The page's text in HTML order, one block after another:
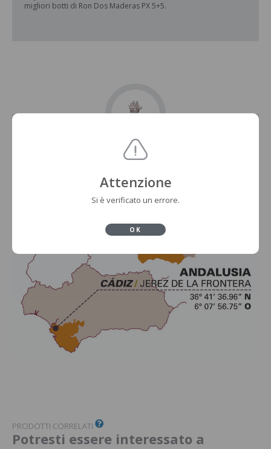
migliori botti di Ron Dos Maderas PX 5+5.
PRODOTTI CORRELATI
Potresti essere interessato a
Attenzione
Si è verificato un errore.
OK